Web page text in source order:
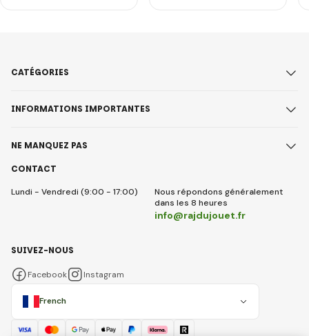
CONTACT
Lundi - Vendredi (9:00 - 17:00)
Nous répondons généralement
dans les 8 heures
info@rajdujouet.fr
CATÉGORIES
INFORMATIONS IMPORTANTES
NE MANQUEZ PAS
French
SUIVEZ-NOUS
Facebook Instagram